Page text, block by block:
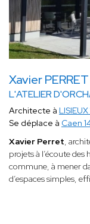
Xavier PERRET
L'ATELIER
Architecte à
Se déplace à Caen
Xavier Perret,
projets à l’écoute
commune, à mener
d’espaces simples,